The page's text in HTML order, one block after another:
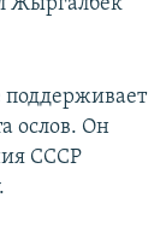
Жыргалбек
ослов. Он
СССР